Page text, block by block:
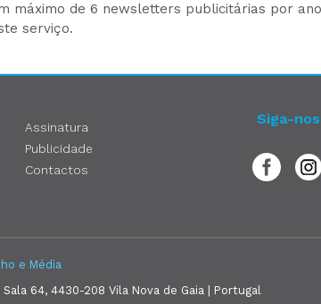
máximo de 6 newsletters publicitárias por
serviço.
Assinatura
Publicidade
Contactos
Siga-nos
e Média
64, 4430-208 Vila Nova de Gaia | Portugal